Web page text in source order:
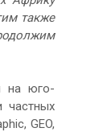
также
на юго-
частных
GEO,